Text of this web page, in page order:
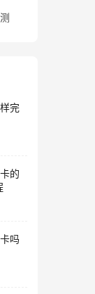
完
的
吗